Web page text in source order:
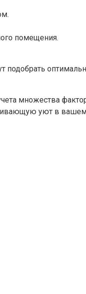
помещения.
подобрать
множества
уют в